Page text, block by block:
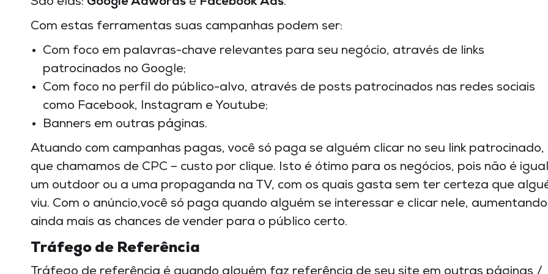
Com estas ferramentas suas campanhas podem ser:
Com foco em palavras-chave relevantes para seu negócio, através de links
patrocinados no Google;
Com foco no perfil do público-alvo, através de posts patrocinados nas redes sociais
como Facebook, Instagram e Youtube;
Banners em outras páginas.
Atuando com campanhas pagas, você só paga se alguém clicar no seu link patrocinado,
que chamamos de CPC – custo por clique. Isto é ótimo para os negócios, pois não é
um outdoor ou a uma propaganda na TV, com os quais gasta sem ter certeza que
viu. Com o anúncio,você só paga quando alguém se interessar e clicar nele, aumentando
ainda mais as chances de vender para o público certo.
Tráfego de Referência
Tráfego de referência é quando alguém faz referência de seu site em outras páginas /